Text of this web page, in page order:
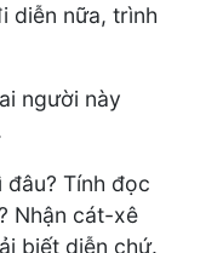
diễn nữa, trình
người này
Tính đọc
Nhận cát-xê
biết diễn chứ.